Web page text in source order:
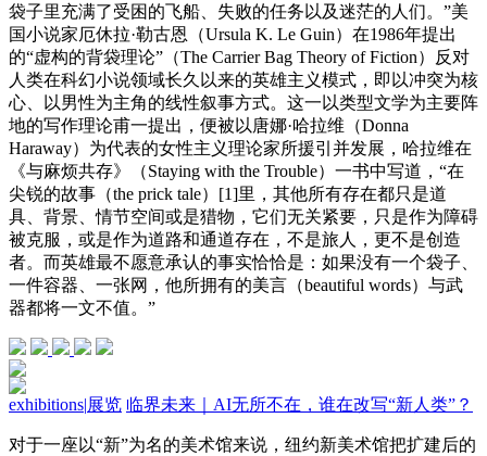
袋子里充满了受困的飞船、失败的任务以及迷茫的人们。”美
国小说家厄休拉·勒古恩（Ursula K. Le Guin）在1986年提出
的“虚构的背袋理论”（The Carrier Bag Theory of Fiction）反对
人类在科幻小说领域长久以来的英雄主义模式，即以冲突为核
心、以男性为主角的线性叙事方式。这一以类型文学为主要阵
地的写作理论甫一提出，便被以唐娜·哈拉维（Donna
Haraway）为代表的女性主义理论家所援引并发展，哈拉维在
《与麻烦共存》（Staying with the Trouble）一书中写道，“在
尖锐的故事（the prick tale）[1]里，其他所有存在都只是道
具、背景、情节空间或是猎物，它们无关紧要，只是作为障碍
被克服，或是作为道路和通道存在，不是旅人，更不是创造
者。而英雄最不愿意承认的事实恰恰是：如果没有一个袋子、
一件容器、一张网，他所拥有的美言（beautiful words）与武
器都将一文不值。”
exhibitions|展览 临界未来｜AI无所不在，谁在改写“新人类”？
对于一座以“新”为名的美术馆来说，纽约新美术馆把扩建后的